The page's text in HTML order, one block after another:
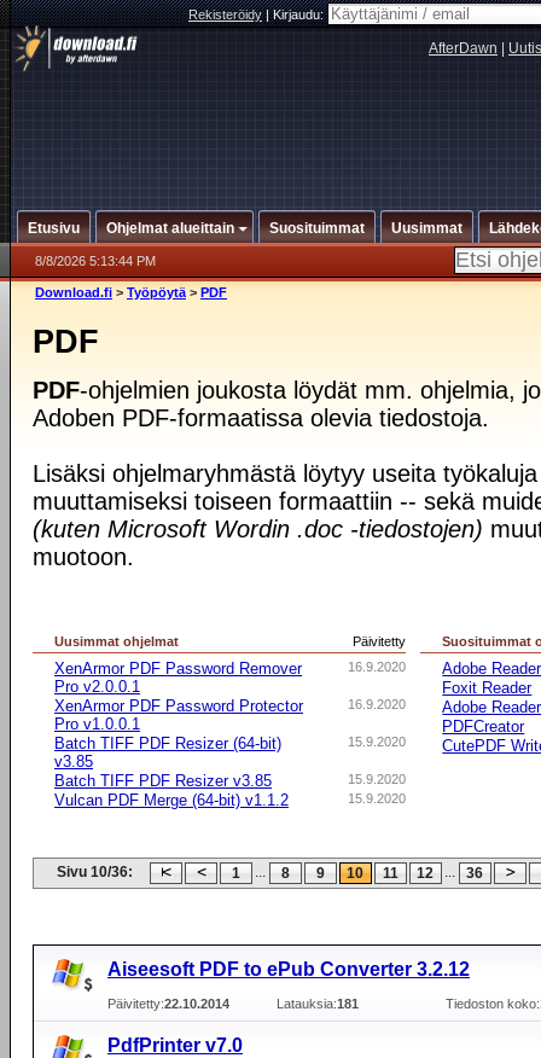
Rekisteröidy|Kirjaudu:
AfterDawn
Etusivu Ohjelmat alueittain Suosituimmat Uusimmat
8/8/2026 5:13:44 PM
Download.fi > Työpöytä > PDF
PDF
PDF-ohjelmien joukosta löydät mm. ohjelmia,
Adoben PDF-formaatissa olevia tiedostoja.
Lisäksi ohjelmaryhmästä löytyy useita
muuttamiseksi toiseen formaattiin -- sekä
(kuten Microsoft Wordin .doc -tiedostojen)
muotoon.
Päivitetty
Uusimmat ohjelmat
16.9.2020
XenArmor PDF Password Remover
Pro v2.0.0.1
16.9.2020
XenArmor PDF Password Protector
Pro v1.0.0.1
15.9.2020
Batch TIFF PDF Resizer (64-bit)
v3.85
15.9.2020
Batch TIFF PDF Resizer v3.85
15.9.2020
Vulcan PDF Merge (64-bit) v1.1.2
Suosituimmat
Adobe Reader
Foxit Reader
Adobe
PDFCreator
CutePDF
Sivu 10/36: 1 ... 8 9 10 11 12 ... 36
Aiseesoft PDF to ePub Converter 3.2.12
Päivitetty:22.10.2014 Latauksia:181 Tiedoston koko:
PdfPrinter v7.0